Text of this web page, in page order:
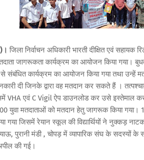
जिला निर्वाचन अधिकारी भारती दीक्षित एवं
जागरूकता कार्यक्रम का आयोजन किया गया।
कार्यक्रम का आयोजन किया गया तथा उन्हें
दी जिनके द्वारा वह मतदान कर सकते हैं ।
VHA एवं C Vigil ऐप डाउनलोड कर उसे इस्तेमाल
युवा मतदाताओं को मतदान हेतु जागरूक किया
गया जिसमें रेयान स्कूल की विद्यार्थियों ने नुक्कड़
पुरानी मंडी , चोपड़ में व्यापारिक संघ के सदस्यों के साथ
की गई।